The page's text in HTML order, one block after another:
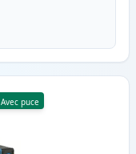
Avec puce